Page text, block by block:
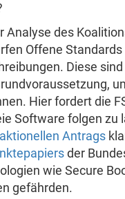
Analyse des
Offene
Diese
Hier fordert die
Software folgen zu
Antrags
der
wie Secure
gefährden.